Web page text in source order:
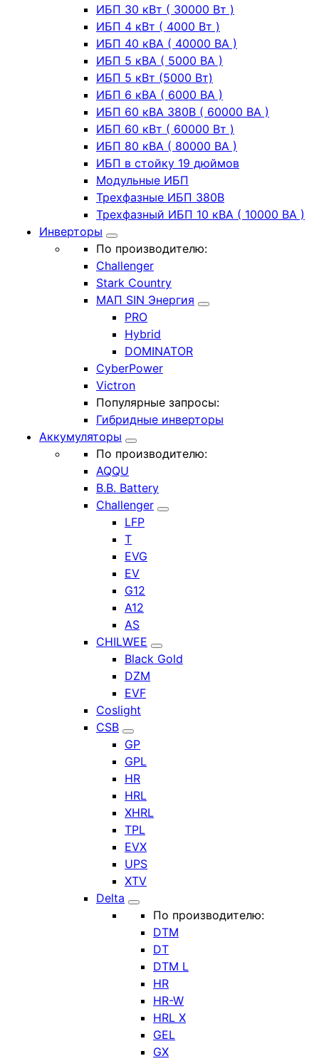
ИБП 30 кВт ( 30000 Вт )
ИБП 4 кВт ( 4000 Вт )
ИБП 40 кВА ( 40000 ВА )
ИБП 5 кВА ( 5000 ВА )
ИБП 5 кВт (5000 Вт)
ИБП 6 кВА ( 6000 ВА )
ИБП 60 кВА 380В ( 60000 ВА )
ИБП 60 кВт ( 60000 Вт )
ИБП 80 кВА ( 80000 ВА )
ИБП в стойку 19 дюймов
Модульные ИБП
Трехфазные ИБП 380В
Трехфазный ИБП 10 кВА ( 10000 ВА )
Инверторы
По производителю:
Challenger
Stark Country
МАП SIN Энергия
PRO
Hybrid
DOMINATOR
CyberPower
Victron
Популярные запросы:
Гибридные инверторы
Аккумуляторы
По производителю:
AQQU
B.B. Battery
Challenger
LFP
T
EVG
EV
G12
A12
AS
CHILWEE
Black Gold
DZM
EVF
Coslight
CSB
GP
GPL
HR
HRL
XHRL
TPL
EVX
UPS
XTV
Delta
По производителю:
DTM
DT
DTM L
HR
HR-W
HRL X
GEL
GX